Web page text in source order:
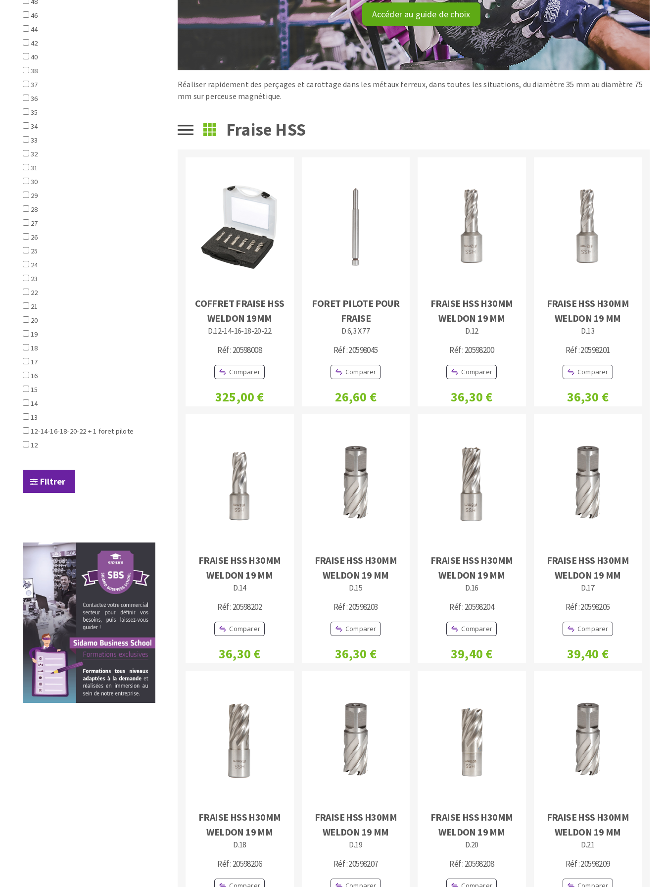
Scies de table
Système grands formats
Table de travail
Roues diamantées à profil
Disques à lamelles diamantés
Système auto-nivelant à vis
Système auto-nivelant à cale
Pose des joints
Nettoyage
Disques abrasifs agglomérés
Meules d'ébarbage
TRAITEMENT DE SURFACE
Disques à lamelles
Disque intissé
Disques fibre
Meules sur tige
Meules de tourets
NETTOYAGE
Aspirateurs
MACHINES POUR LE TRAVAIL DU
Perceuses magnétiques
OUTILS COUPANTS
Rubans
Fraise HSS
Forets métaux
Accéder au guide de choix
Réaliser rapidement des perçages et carottage dans les métaux ferreux, dans toutes les situations, du diamètre 35 mm au diamètre 75
mm sur perceuse magnétique.
Fraise HSS
COFFRET FRAISE HSS
WELDON 19MM
D.12-14-16-18-20-22
Réf : 20598008
Comparer
325,00 €
FORET PILOTE POUR
FRAISE
D.6,3 X 77
Réf : 20598045
Comparer
26,60 €
FRAISE HSS H30MM
WELDON 19 MM
D.12
Réf : 20598200
Comparer
36,30 €
FRAISE HSS H30MM
WELDON 19 MM
D.13
Réf : 20598201
Comparer
36,30 €
FRAISE HSS H30MM
WELDON 19 MM
D.14
Réf : 20598202
Comparer
36,30 €
FRAISE HSS H30MM
WELDON 19 MM
D.15
Réf : 20598203
Comparer
36,30 €
FRAISE HSS H30MM
WELDON 19 MM
D.16
Réf : 20598204
Comparer
39,40 €
FRAISE HSS H30MM
WELDON 19 MM
D.17
Réf : 20598205
Comparer
39,40 €
FRAISE HSS H30MM
WELDON 19 MM
D.18
Réf : 20598206
FRAISE HSS H30MM
WELDON 19 MM
D.19
Réf : 20598207
FRAISE HSS H30MM
WELDON 19 MM
D.20
Réf : 20598208
FRAISE HSS H30MM
WELDON 19 MM
D.21
Réf : 20598209
46
44
42
40
38
37
36
35
34
33
32
31
30
29
28
27
26
25
24
23
22
21
20
19
18
17
16
15
14
13
12-14-16-18-20-22 + 1 foret pilote
12
Filtrer